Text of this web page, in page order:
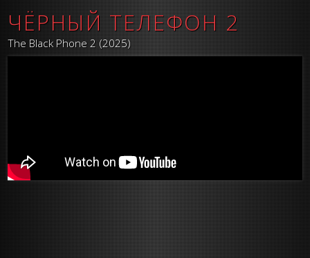
ЧЁРНЫЙ ТЕЛЕФОН 2
The Black Phone 2 (2025)